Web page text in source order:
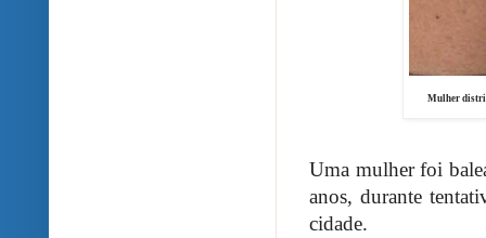
Mulher
Uma mulher foi
anos, durante
cidade.